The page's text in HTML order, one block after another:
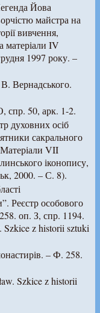
Йова
майстра на
вивчення,
матеріали IV
1997 року. –
В. Вернадського.
спр. 50, арк. 1-2.
духовних осіб
сакрального
VII
іконопису,
2000. – С. 8).
Реєстр особового
оп. З, спр. 1194.
Szkice z historii sztuki
– Ф. 258.
Szkice z historii